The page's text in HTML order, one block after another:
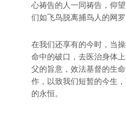
心祷告的人一同祷告，仰
们如飞鸟脱离捕鸟人的网罗
在我们还享有的今时，当
命中的破口，去医治身体
父的旨意，效法基督的生
作，以致我们短暂的今生
的永恒。